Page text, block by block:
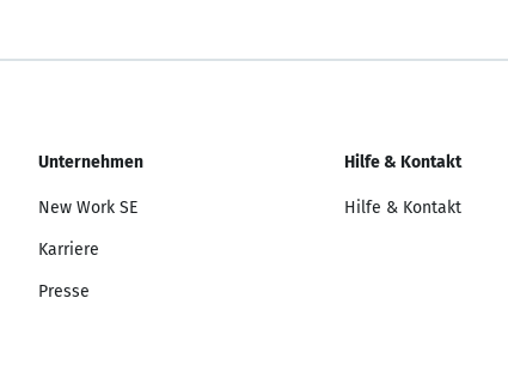
Unternehmen
New Work SE
Karriere
Presse
Hilfe & Kontakt
Hilfe & Kontakt